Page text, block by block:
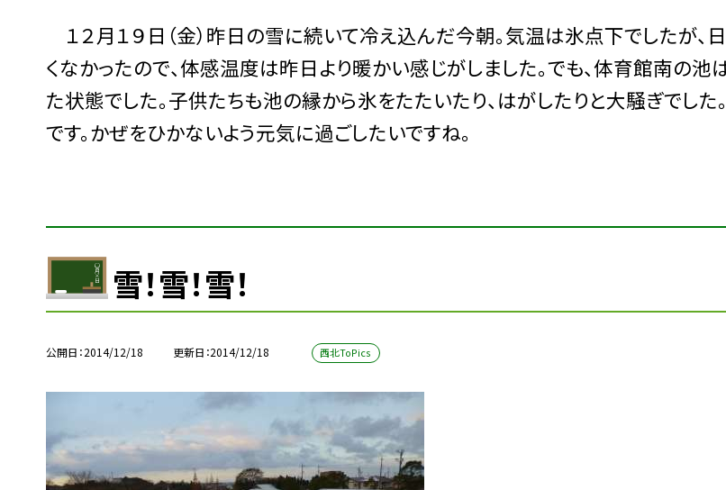
１２月１９日（金）昨日の雪に続いて冷え込んだ今朝。気温は氷点下でしたが、
くなかったので、体感温度は昨日より暖かい感じがしました。でも、体育館南の
た状態でした。子供たちも池の縁から氷をたたいたり、はがしたりと大騒ぎでした
です。かぜをひかないよう元気に過ごしたいですね。
雪！雪！雪！
公開日 2014/12/18 更新日 2014/12/18 西北ToPics